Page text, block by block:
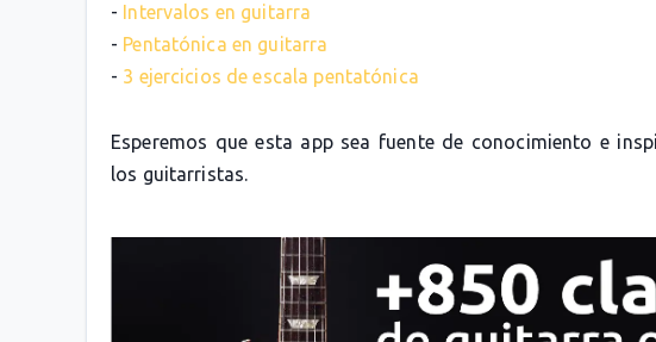
- Intervalos en guitarra
- Pentatónica en guitarra
- 3 ejercicios de escala pentatónica
Esperemos que esta app sea fuente de conocimiento e
los guitarristas.